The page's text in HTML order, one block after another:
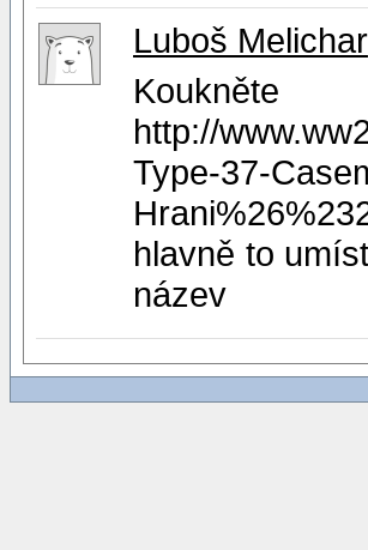
Luboš Melichar
http://
Type-37-
hlavně to
název